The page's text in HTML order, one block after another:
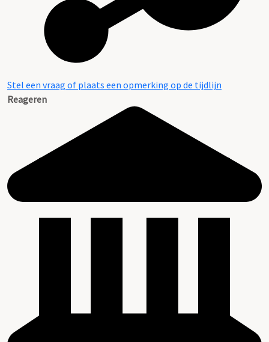
Stel een vraag of plaats een opmerking op de tijdlijn
Reageren